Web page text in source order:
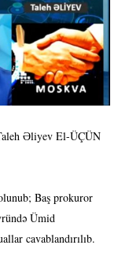
Əliyev El-ÜÇÜN
Baş prokuror
Ümid
cavablandırılıb.